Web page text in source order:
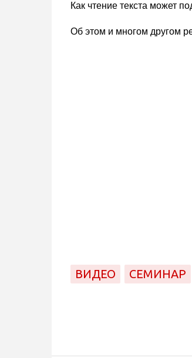
Как чтение текста может
Об этом и многом другом
ВИДЕО СЕМИНАР